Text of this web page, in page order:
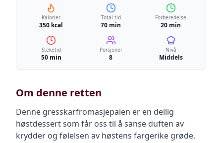
Kalorier
350 kcal
Total tid
70 min
Forberedelse
20 min
Steketid
50 min
Porsjoner
8
Nivå
Middels
Om denne retten
Denne gresskarfromasjepaien er en deilig
høstdessert som får oss til å sanse duften av
krydder og følelsen av høstens fargerike grøde.